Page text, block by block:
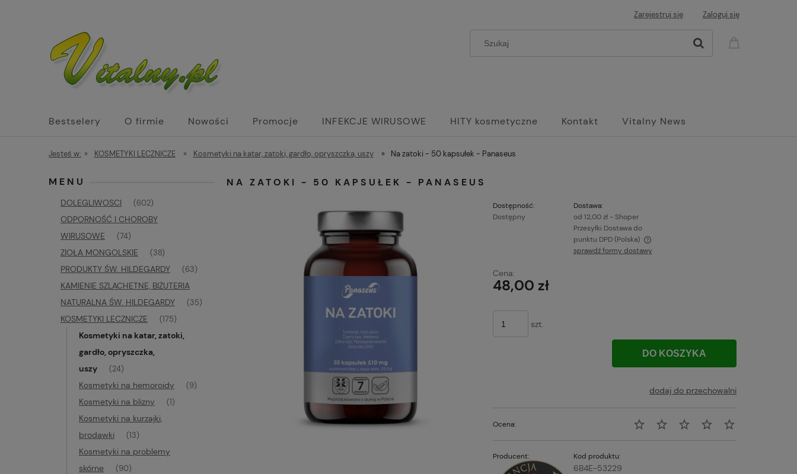
Zarejestruj się Zaloguj się
Bestselery O firmie Nowości Promocje INFEKCJE WIRUSOWE HITY kosmetyczne Kontakt Vitalny News
Biżuteria z kamieni naturalnych św. Hildegardy
Jesteś w: » KOSMETYKI LECZNICZE » Kosmetyki na katar, zatoki, gardło, opryszczka, uszy » Na zatoki - 50 kapsułek - Panaseus
MENU
DOLEGLIWOSCI (602)
ODPORNOŚĆ I CHOROBY
WIRUSOWE
(74)
ZIOŁA MONGOLSKIE (38)
PRODUKTY ŚW. HILDEGARDY (63)
KAMIENIE SZLACHETNE, BIŻUTERIA
NATURALNA ŚW. HILDEGARDY
(35)
KOSMETYKI LECZNICZE (175)
Kosmetyki na katar, zatoki,
gardło, opryszczka,
uszy
(24)
Kosmetyki na hemoroidy (9)
Kosmetyki na blizny (1)
Kosmetyki na kurzajki,
brodawki
(13)
Kosmetyki na problemy
skórne
(90)
NA ZATOKI - 50 KAPSUŁEK - PANASEUS
Dostępność:
Dostępny
Dostawa:
od 12,00 zł - Shoper
Przesyłki Dostawa do
punktu DPD (Polska)
płatności
sprawdź formy dostawy
Cena:
48,00 zł
szt.
DO KOSZYKA
dodaj do przechowalni
Ocena:
Producent: Kod produktu:
6B4E-53229